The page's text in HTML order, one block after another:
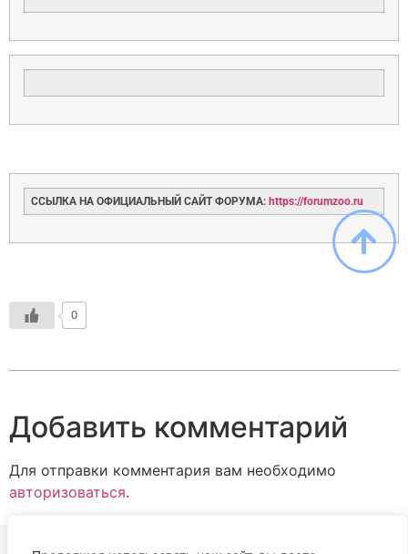
ССЫЛКА НА ОФИЦИАЛЬНЫЙ САЙТ ФОРУМА: https://forumzoo.ru
0
Добавить комментарий
Для отправки комментария вам необходимо
авторизоваться.